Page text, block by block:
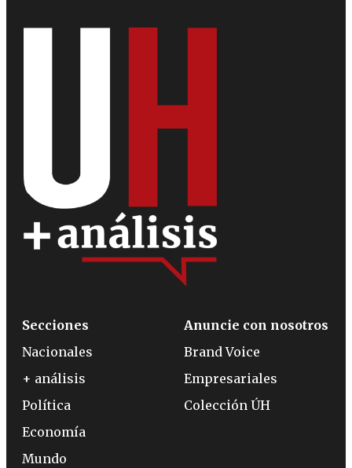
Secciones
Nacionales
+ análisis
Política
Economía
Mundo
Anuncie con nosotros
Brand Voice
Empresariales
Colección ÚH